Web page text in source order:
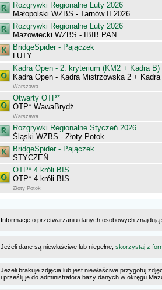
Rozgrywki Regionalne Luty 2026
Małopolski WZBS - Tarnów II 2026
Rozgrywki Regionalne Luty 2026
Mazowiecki WZBS - IBIB PAN
BridgeSpider - Pajączek
LUTY
Kadra Open - 2. kryterium (KM2 + Kadra B)
Kadra Open - Kadra Mistrzowska 2 +
Warszawa
Otwarty OTP*
OTP* WawaBrydż
Warszawa
Rozgrywki Regionalne Styczeń 2026
Śląski WZBS - Złoty Potok
BridgeSpider - Pajączek
STYCZEŃ
OTP* 4 króli BIS
OTP* 4 króli BIS
Złoty Potok
Informacje o przetwarzaniu danych osobowych
Jeżeli dane są niewłaściwe lub niepełne, skorzystaj z
Jeżeli brakuje zdjęcia lub jest niewłaściwe przygotuj
i prześlij je do administratora bazy danych w okręgu